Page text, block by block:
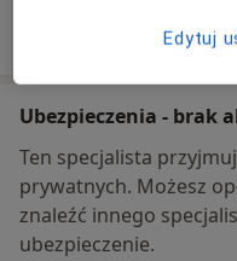
Ubezpieczenia - brak
Ten specjalista
prywatnych. Możesz
znaleźć innego
ubezpieczenie.
Edytuj